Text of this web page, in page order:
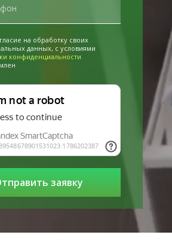
на обработку своих
данных, с условиями
конфиденциальности